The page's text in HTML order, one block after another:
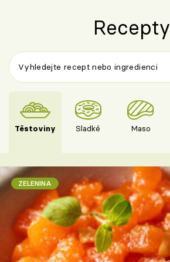
Recepty
Těstoviny Sladké Maso
ZELENINA